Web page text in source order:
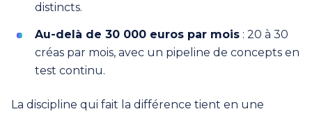
distincts.
Au-delà de 30 000 euros par mois : 20 à 30
créas par mois, avec un pipeline de concepts en
test continu.
La discipline qui fait la différence tient en une